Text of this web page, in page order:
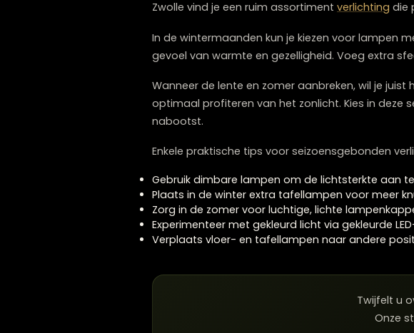
als je items verwisselt.
Hoe pas je verlichting
Verlichting is misschien wel de meest
de dagen korter zijn, hebben we meer
Zwolle vind je een ruim assortiment
In de wintermaanden kun je kiezen voor
gevoel van warmte en gezelligheid. Voeg
Wanneer de lente en zomer aanbreken,
nabootst.
Enkele praktische tips voor